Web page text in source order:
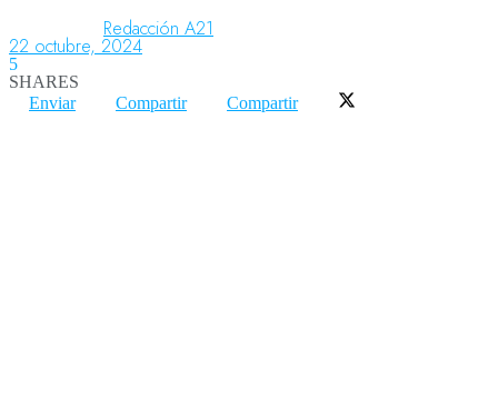
Aeropuertos
Columnistas
Redacción A21
22 octubre, 2024
5
SHARES
Enviar
Compartir Compartir